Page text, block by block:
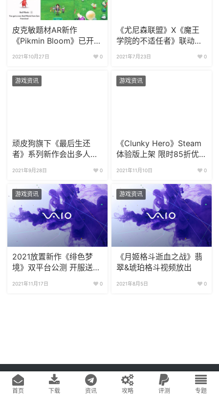
皮克敏题材AR新作
《Pikmin Bloom》已开放
2021年10月27日 0
《尤尼森联盟》X《魔王
学院的不适任者》联动活
2021年7月23日 0
游戏资讯
顽皮狗旗下《最后生还
者》系列新作会出多人模
2021年9月28日 0
游戏资讯
《Clunky Hero》Steam
体验版上架 限时85折优
2021年11月10日 0
游戏资讯
2021放置新作《绯色梦
境》双平台公测 开服送
2021年11月17日 0
游戏资讯
《月姬格斗逝血之战》翡
翠&琥珀格斗视频放出
2021年8月5日 0
Copyright © 2020 游戏易站 版权所有 鄂ICP备2022019269号-1
网站地图
首页
下载 资讯 攻略 评测 专题